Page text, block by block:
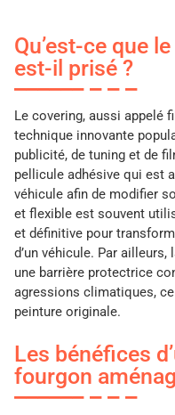
Qu’est-ce que
est-il prisé ?
Le covering, aussi appelé
technique innovante
publicité, de tuning et de
pellicule adhésive qui est
véhicule afin de modifier
et flexible est souvent
et définitive pour
d’un véhicule. Par
une barrière protectrice
agressions climatiques,
peinture originale.
Les bénéfices
fourgon